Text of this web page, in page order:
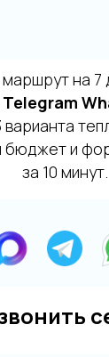
на 7
Telegram
бюджет и
за 10 минут.